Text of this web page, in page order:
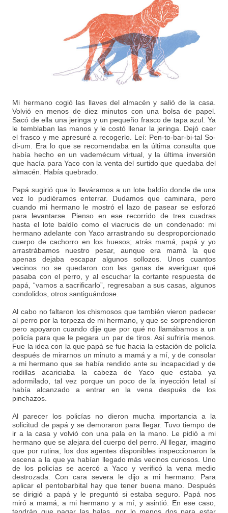
Mi hermano cogió las llaves del almacén y salió de la casa.
Volvió en menos de diez minutos con una bolsa de papel.
Sacó de ella una jeringa y un pequeño frasco de tapa azul. Ya
le temblaban las manos y le costó llenar la jeringa. Dejó caer
el frasco y me apresuré a recogerlo. Leí: Pen-to-bar-bi-tal So-
di-um. Era lo que se recomendaba en la última consulta que
había hecho en un vademécum virtual, y la última inversión
que hacía para Yaco con la venta del surtido que quedaba del
almacén. Había quebrado.
Papá sugirió que lo lleváramos a un lote baldío donde de una
vez lo pudiéramos enterrar. Dudamos que caminara, pero
cuando mi hermano le mostró el lazo de pasear se esforzó
para levantarse. Pienso en ese recorrido de tres cuadras
hasta el lote baldío como el viacrucis de un condenado: mi
hermano adelante con Yaco arrastrando su desproporcionado
cuerpo de cachorro en los huesos; atrás mamá, papá y yo
arrastrábamos nuestro pesar, aunque era mamá la que
apenas dejaba escapar algunos sollozos. Unos cuantos
vecinos no se quedaron con las ganas de averiguar qué
pasaba con el perro, y al escuchar la cortante respuesta de
papá, “vamos a sacrificarlo”, regresaban a sus casas, algunos
condolidos, otros santiguándose.
Al cabo no faltaron los chismosos que también vieron padecer
al perro por la torpeza de mi hermano, y que se sorprendieron
pero apoyaron cuando dije que por qué no llamábamos a un
policía para que le pegara un par de tiros. Así sufriría menos.
Fue la idea con la que papá se fue hacia la estación de policía
después de mirarnos un minuto a mamá y a mí, y de consolar
a mi hermano que se había rendido ante su incapacidad y de
rodillas acariciaba la cabeza de Yaco que estaba ya
adormilado, tal vez porque un poco de la inyección letal sí
había alcanzado a entrar en la vena después de los
pinchazos.
Al parecer los policías no dieron mucha importancia a la
solicitud de papá y se demoraron para llegar. Tuvo tiempo de
ir a la casa y volvió con una pala en la mano. Le pidió a mi
hermano que se alejara del cuerpo del perro. Al llegar, imagino
que por rutina, los dos agentes disponibles inspeccionaron la
escena a la que ya habían llegado más vecinos curiosos. Uno
de los policías se acercó a Yaco y verificó la vena medio
destrozada. Con cara severa le dijo a mi hermano: Para
aplicar el pentobarbital hay que tener buena mano. Después
se dirigió a papá y le preguntó si estaba seguro. Papá nos
miró a mamá, a mi hermano y a mí, y asintió. En ese caso,